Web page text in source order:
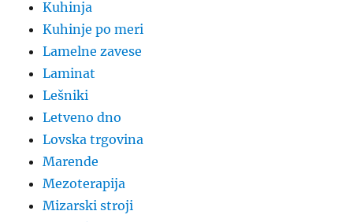
Kuhinja
Kuhinje po meri
Lamelne zavese
Laminat
Lešniki
Letveno dno
Lovska trgovina
Marende
Mezoterapija
Mizarski stroji